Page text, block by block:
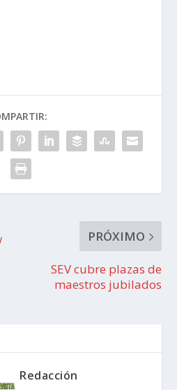
PRÓXIMO
SEV cubre plazas de
maestros jubilados
Redacción